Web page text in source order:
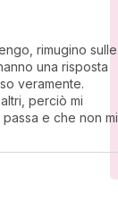
rimugino sulle
una risposta
veramente.
perciò mi
e che non mi